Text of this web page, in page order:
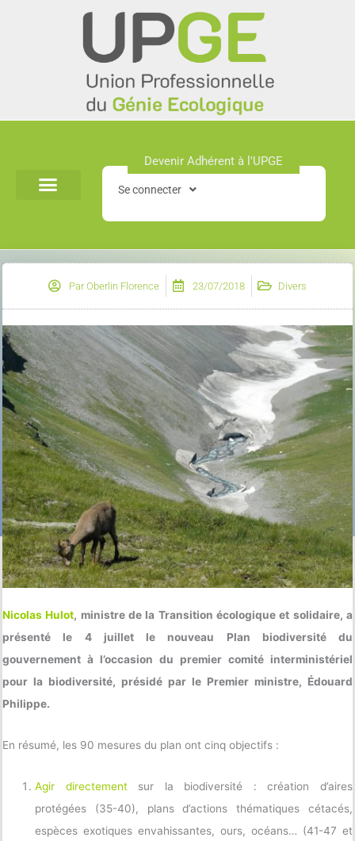
Devenir Adhérent à l'UPGE​
Se connecter
ParOberlin Florence 23/07/2018 Divers
Nicolas Hulot, ministre de la Transition écologique et solidaire, a
présenté le 4 juillet le nouveau Plan biodiversité du
gouvernement à l’occasion du premier comité interministériel
pour la biodiversité, présidé par le Premier ministre, Édouard
Philippe.
En résumé, les 90 mesures du plan ont cinq objectifs :
Agir directement sur la biodiversité : création d’aires
protégées (35-40), plans d’actions thématiques cétacés,
espèces exotiques envahissantes, ours, océans… (41-47 et